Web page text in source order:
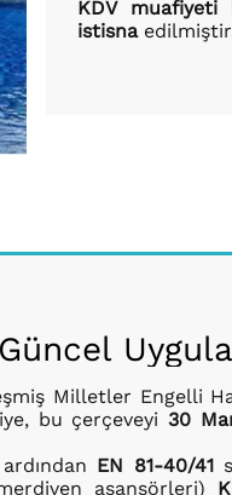
KDV muafiyeti
istisna
Milletler Engelli
bu çerçeveyi30
EN 81-40/41
asansörleri)